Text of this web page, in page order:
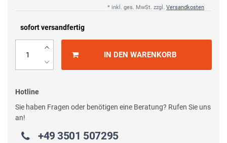
* inkl. ges. MwSt. zzgl. Versandkosten
sofort versandfertig
IN DEN WARENKORB
Hotline
Sie haben Fragen oder benötigen eine Beratung? Rufen Sie uns
an!
+49 3501 507295